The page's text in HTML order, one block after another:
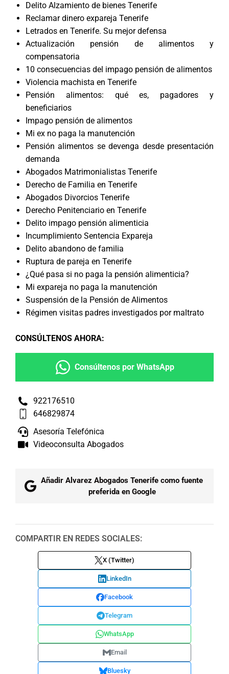
Delito Alzamiento de bienes Tenerife
Reclamar dinero expareja Tenerife
Letrados en Tenerife. Su mejor defensa
Actualización pensión de alimentos y
compensatoria
10 consecuencias del impago pensión de alimentos
Violencia machista en Tenerife
Pensión alimentos: qué es, pagadores y
beneficiarios
Impago pensión de alimentos
Mi ex no paga la manutención
Pensión alimentos se devenga desde presentación
demanda
Abogados Matrimonialistas Tenerife
Derecho de Familia en Tenerife
Abogados Divorcios Tenerife
Derecho Penitenciario en Tenerife
Delito impago pensión alimenticia
Incumplimiento Sentencia Expareja
Delito abandono de familia
Ruptura de pareja en Tenerife
¿Qué pasa si no paga la pensión alimenticia?
Mi expareja no paga la manutención
Suspensión de la Pensión de Alimentos
Régimen visitas padres investigados por maltrato
CONSÚLTENOS AHORA:
Consúltenos por WhatsApp
922176510
646829874
Asesoría Telefónica
Videoconsulta Abogados
Añadir Alvarez Abogados Tenerife como fuente
preferida en Google
COMPARTIR EN REDES SOCIALES:
X (Twitter)
LinkedIn
Facebook
Telegram
WhatsApp
Email
Bluesky